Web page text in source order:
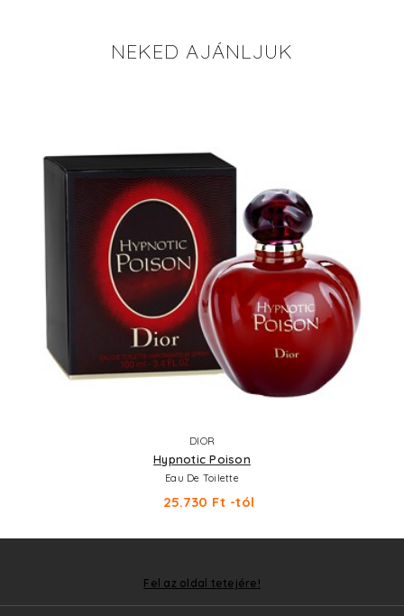
NEKED AJÁNLJUK
DIOR
Hypnotic Poison
Eau De Toilette
25.730 Ft -tól
Fel az oldal tetejére!